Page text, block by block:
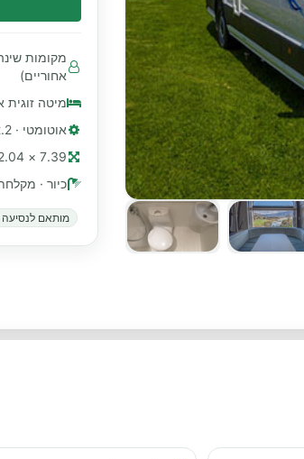
אחוריים)
מיטה זוגית
אוטומטי · 2.2 ליטר, 130 כ"ס, טורבו דיזל
7.39 × 2.04 מ׳ (≈ 24 רגל)
כיור ·
מותאם לנסיעה